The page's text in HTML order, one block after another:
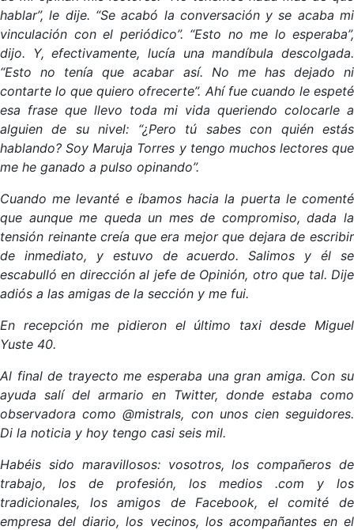
hablar”, le dije. “Se acabó la conversación y se acaba mi
vinculación con el periódico”. “Esto no me lo esperaba”,
dijo. Y, efectivamente, lucía una mandíbula descolgada.
“Esto no tenía que acabar así. No me has dejado ni
contarte lo que quiero ofrecerte”. Ahí fue cuando le espeté
esa frase que llevo toda mi vida queriendo colocarle a
alguien de su nivel: “¿Pero tú sabes con quién estás
hablando? Soy Maruja Torres y tengo muchos lectores que
me he ganado a pulso opinando”.
Cuando me levanté e íbamos hacia la puerta le comenté
que aunque me queda un mes de compromiso, dada la
tensión reinante creía que era mejor que dejara de escribir
de inmediato, y estuvo de acuerdo. Salimos y él se
escabulló en dirección al jefe de Opinión, otro que tal. Dije
adiós a las amigas de la sección y me fui.
En recepción me pidieron el último taxi desde Miguel
Yuste 40.
Al final de trayecto me esperaba una gran amiga. Con su
ayuda salí del armario en Twitter, donde estaba como
observadora como @mistrals, con unos cien seguidores.
Di la noticia y hoy tengo casi seis mil.
Habéis sido maravillosos: vosotros, los compañeros de
trabajo, los de profesión, los medios .com y los
tradicionales, los amigos de Facebook, el comité de
empresa del diario, los vecinos, los acompañantes en el